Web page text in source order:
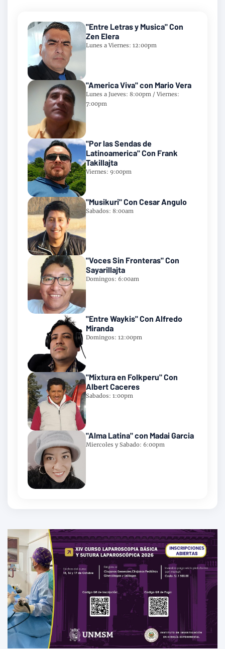
"Entre Letras y Musica" Con
Zen Elera
Lunes a Viernes: 12:00pm
"America Viva" con Mario Vera
Lunes a Jueves: 8:00pm / Viernes:
7:00pm
"Por las Sendas de
Latinoamerica" Con Frank
Takillajta
Viernes: 9:00pm
"Musikuri" Con Cesar Angulo
Sabados: 8:00am
"Voces Sin Fronteras" Con
Sayarillajta
Domingos: 6:00am
"Entre Waykis" Con Alfredo
Miranda
Domingos: 12:00pm
"Mixtura en Folkperu" Con
Albert Caceres
Sabados: 1:00pm
"Alma Latina" con Madai Garcia
Miercoles y Sabado: 6:00pm